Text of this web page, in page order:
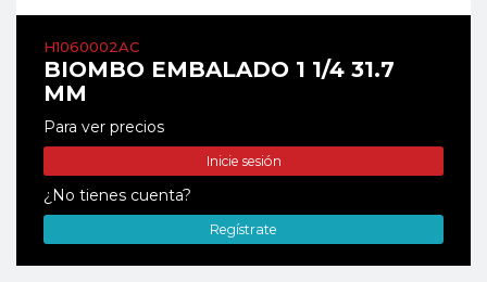
H1060002AC
BIOMBO EMBALADO 1 1/4 31.7
MM
Para ver precios
Inicie sesión
¿No tienes cuenta?
Regístrate